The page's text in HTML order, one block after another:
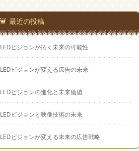
最近の投稿
LEDビジョンが拓く未来の可能性
LEDビジョンが変える広告の未来
LEDビジョンの進化と未来価値
LEDビジョンと映像技術の未来
LEDビジョンが変える未来の広告戦略